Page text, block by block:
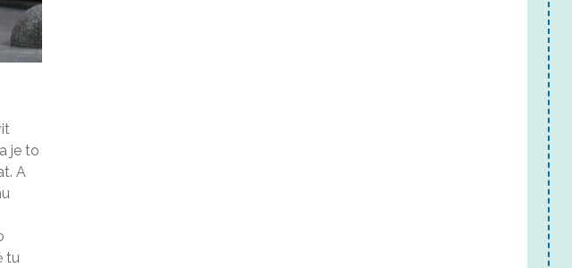
je to
A
tu